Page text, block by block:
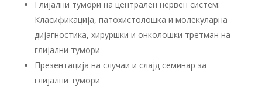
Глијални тумори на централен нервен систем:
Класификација, патохистолошка и молекуларна
дијагностика, хируршки и онколошки третман на
глијални тумори
Презентација на случаи и слајд семинар за
глијални тумори